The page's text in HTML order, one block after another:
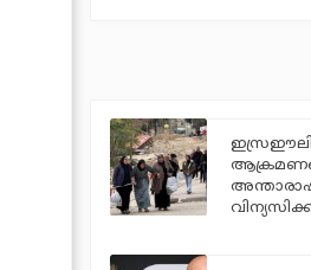
ഇസ്രഈലി